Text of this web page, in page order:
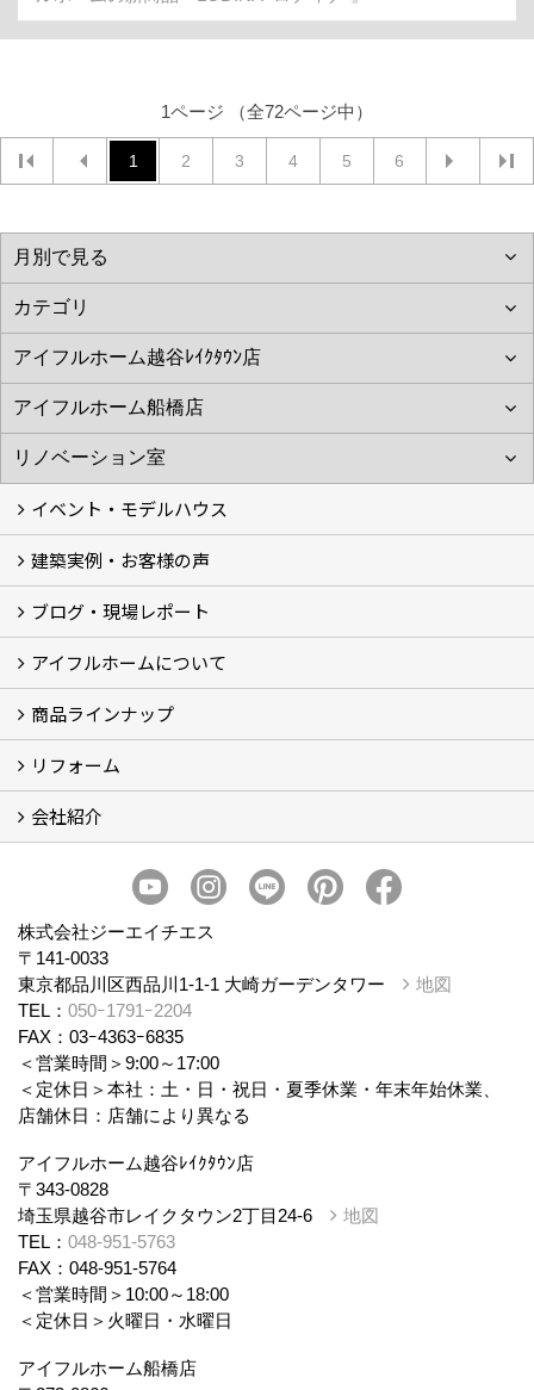
1ページ （全72ページ中）
1 2 3 4 5 6
イベント・モデルハウス
イベント
モデルハウス見学
建築実例・お客様の声
建築実例
お客様の声
ブログ・現場レポート
ブログ
現場レポート
アイフルホームについて
アイフルホームについて (5)
商品ラインナップ
商品ラインナップ
リフォーム
まるごと断熱リフォーム
イベント情報
施工事例
会社紹介
スタッフ紹介
個人情報保護方針
株式会社ジーエイチエス
〒141-0033
東京都品川区西品川1-1-1 大崎ガーデンタワー
地図
TEL： 050ｰ1791ｰ2204
FAX：03ｰ4363ｰ6835
＜営業時間＞9:00～17:00
＜定休日＞本社：土・日・祝日・夏季休業・年末年始休業、
店舗休日：店舗により異なる
アイフルホーム越谷ﾚｲｸﾀｳﾝ店
〒343-0828
埼玉県越谷市レイクタウン2丁目24-6
地図
TEL： 048-951-5763
FAX：048-951-5764
＜営業時間＞10:00～18:00
＜定休日＞火曜日・水曜日
アイフルホーム船橋店